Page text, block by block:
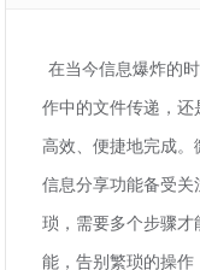
在当今信息爆炸的
作中的文件传递，
高效、便捷地完成
信息分享功能备受
琐，需要多个步骤
能，告别繁琐的操作